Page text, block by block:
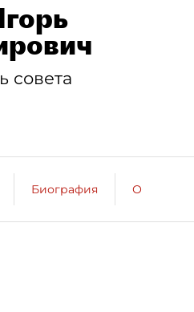
совета
Биография